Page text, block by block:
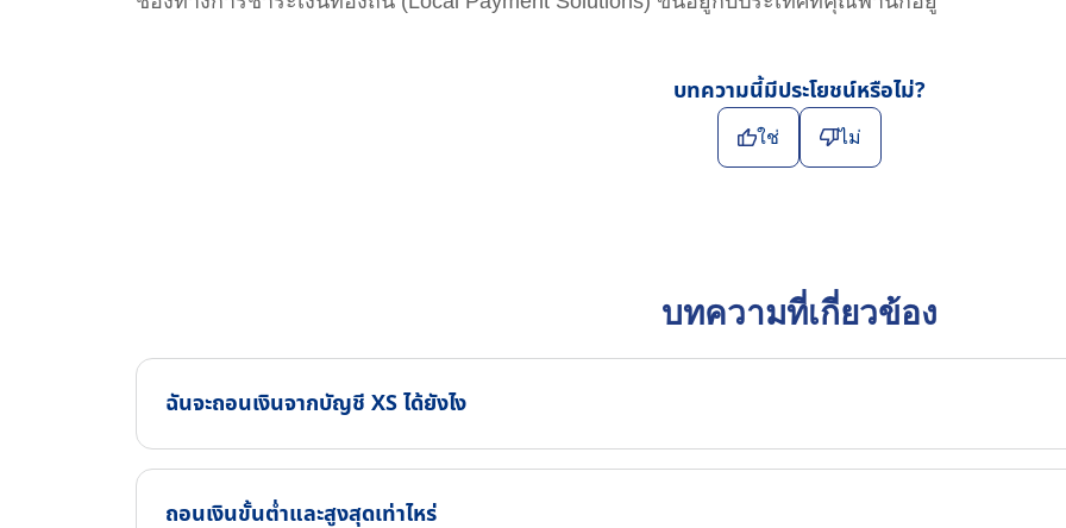
บทความนี้มีประโยชน์หรือไม่?
ใช่ ไม่
บทความที่เกี่ยวข้อง
ฉันจะถอนเงินจากบัญชี XS ได้ยังไง
ถอนเงินขั้นต่ำและสูงสุดเท่าไหร่